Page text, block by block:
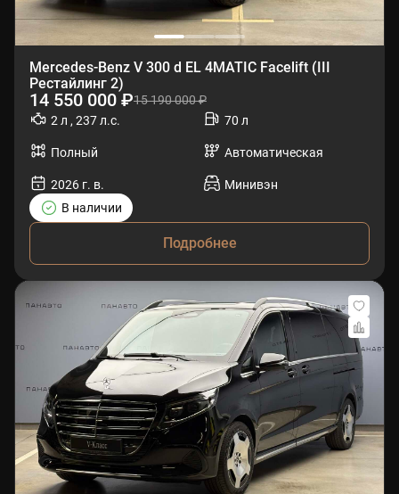
Mercedes-Benz V 300 d EL 4MATIC Facelift (III
Рестайлинг 2)
14 550 000 ₽15 190 000 ₽
2 л , 237 л.с.
70 л
Полный Автоматическая
2026 г. в.
Минивэн
В наличии
Подробнее